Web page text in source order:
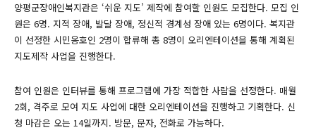
양평군장애인복지관은 ‘쉬운 지도’ 제작에 참여할 인원도 모집한다. 모집 인
원은 6명. 지적 장애, 발달 장애, 정신적 경계성 장애 있는 6명이다. 복지관
이 선정한 시민옹호인 2명이 합류해 총 8명이 오리엔테이션을 통해 계획된
지도제작 사업을 진행한다.
참여 인원은 인터뷰를 통해 프로그램에 가장 적합한 사람을 선정한다. 매월
2회, 격주로 모여 지도 사업에 대한 오리엔테이션을 진행하고 기획한다. 신
청 마감은 오는 14일까지. 방문, 문자, 전화로 가능하다.